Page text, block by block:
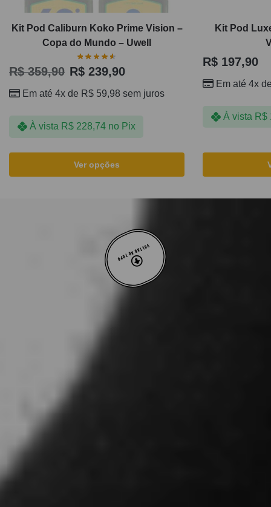
Kit Pod Caliburn Koko Prime Vision –
Copa do Mundo – Uwell
R$359,90 R$ 239,90
Em até 4x de R$ 59,98 sem juros
À vista R$228,74 no Pix
Ver opções
Kit Pod
R$ 197,90
Em até 4x
À vista R$
VOLTAR AO TOPO